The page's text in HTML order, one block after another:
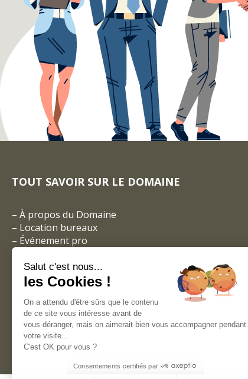
TOUT SAVOIR SUR LE DOMAINE
– À propos du Domaine
– Location bureaux
– Événement pro
–
Espace coworking
Les entreprises du Domaine
Galeries photos
Vidéos
Salut c'est nous...
les Cookies !
On a attendu d'être sûrs que le contenu
de ce site vous intéresse avant de
vous déranger, mais on aimerait bien vous accompagner pendant
votre visite...
C'est OK pour vous ?
Consentements certifiés par